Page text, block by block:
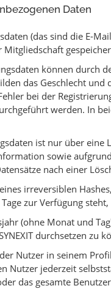
Daten
(das sind die E-
können durch
das Geschlecht
bei der
werden. In
ist nur über
sowie
nach einer
irreversiblen
zur Verfügung
(ohne Monat und
durchsetzen zu
Nutzer in seinem
Nutzer jederzeit
das gesamte